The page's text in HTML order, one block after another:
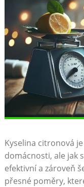
Kyselina citronová
domácnosti, ale jak
efektivní a ⁣zároveň
přesné poměry,